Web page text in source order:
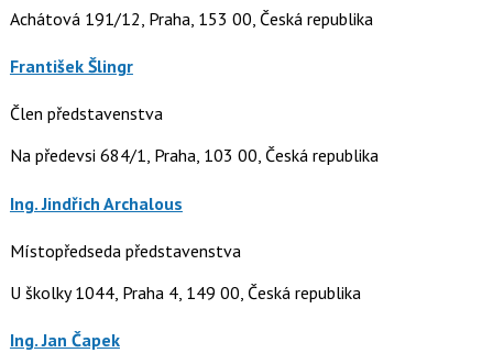
Achátová 191/12, Praha, 153 00, Česká republika
František Šlingr
Člen představenstva
Na předevsi 684/1, Praha, 103 00, Česká republika
Ing. Jindřich Archalous
Místopředseda představenstva
U školky 1044, Praha 4, 149 00, Česká republika
Ing. Jan Čapek